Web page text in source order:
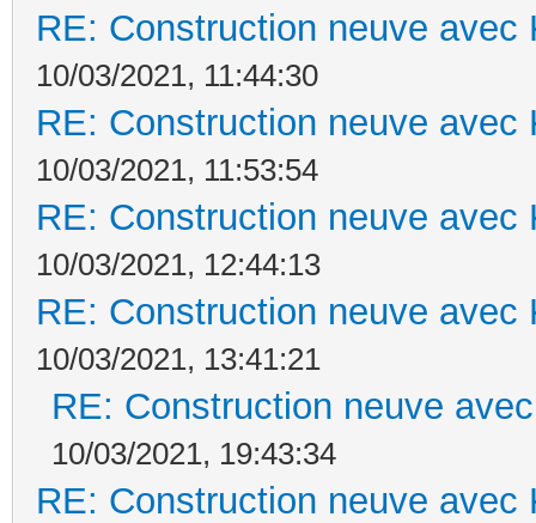
RE: Construction neuve avec
10/03/2021, 11:44:30
RE: Construction neuve avec
10/03/2021, 11:53:54
RE: Construction neuve avec
10/03/2021, 12:44:13
RE: Construction neuve avec
10/03/2021, 13:41:21
RE: Construction neuve
10/03/2021, 19:43:34
RE: Construction neuve avec